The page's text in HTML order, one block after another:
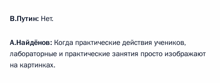
В.Путин: Нет.
А.Найдёнов: Когда практические действия учеников,
лабораторные и практические занятия просто изображают
на картинках.